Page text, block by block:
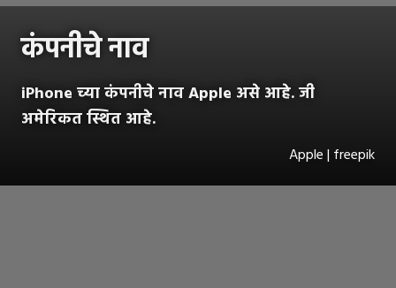
कंपनीचे नाव
iPhone च्या कंपनीचे नाव Apple असे आहे. जी
अमेरिकत स्थित आहे.
Apple | freepik